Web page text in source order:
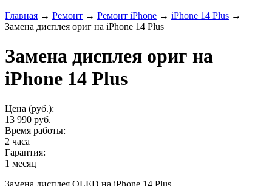
Главная → Ремонт → Ремонт iPhone → iPhone 14 Plus →
Замена дисплея ориг на iPhone 14 Plus
Замена дисплея ориг на
iPhone 14 Plus
Цена (руб.):
13 990 руб.
Время работы:
2 часа
Гарантия:
1 месяц
Замена дисплея OLED на iPhone 14 Plus